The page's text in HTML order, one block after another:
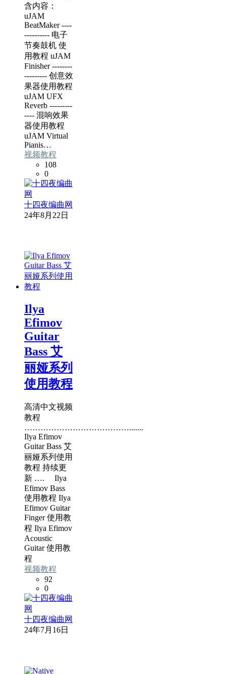
含内容：
uJAM
BeatMaker ----
---------- 电子
节奏鼓机 使
用教程 uJAM
Finisher --------
--------- 创意效
果器使用教程
uJAM UFX
Reverb ---------
---- 混响效果
器使用教程
uJAM Virtual
Pianis…
视频教程
108
0
十四夜编曲网
24年8月22日
Ilya
Efimov
Guitar
Bass 艾
丽娅系列
使用教程
高清中文视频
教程
………………………………….......
Ilya Efimov
Guitar Bass 艾
丽娅系列使用
教程 持续更
新 …. Ilya
Efimov Bass
使用教程 Ilya
Efimov Guitar
Finger 使用教
程 Ilya Efimov
Acoustic
Guitar 使用教
程
视频教程
92
0
十四夜编曲网
24年7月16日